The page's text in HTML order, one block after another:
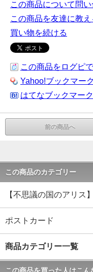
この商品について問
この商品を友達に教え
買い物を続ける
この商品をログピ
Yahoo!ブックマー
はてなブックマー
前の商品へ
この商品のカテゴリー
【不思議の国のアリス】
ポストカード
商品カテゴリー一覧